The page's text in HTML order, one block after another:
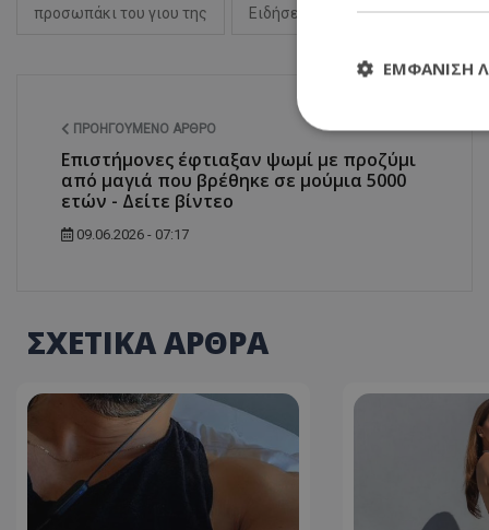
προσωπάκι του γιου της Ειδήσεις Κύπρος
ΠΡΟΗΓΟΎΜΕΝΟ ΆΡΘΡΟ
Επιστήμονες έφτιαξαν ψωμί με προζύμι
από μαγιά που βρέθηκε σε μούμια 5000
ετών - Δείτε βίντεο
09.06.2026 - 07:17
ΣΧΕΤΙΚΑ ΑΡΘΡΑ
ΕΜΦΆΝΙΣΗ
Τα απολύτως
διαχείριση